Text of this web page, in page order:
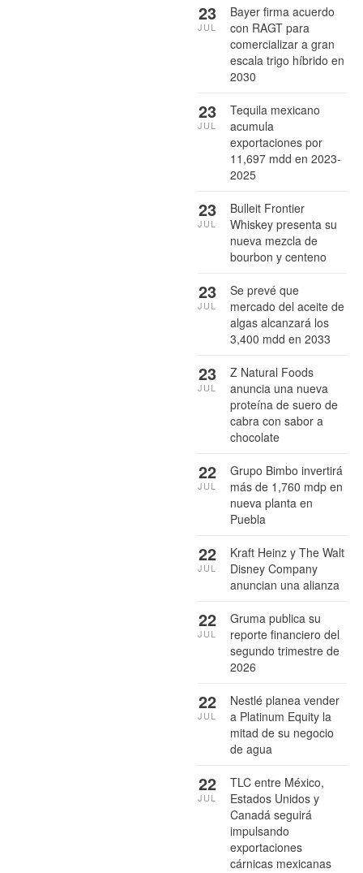
Bayer firma acuerdo
con RAGT para
comercializar a gran
escala trigo híbrido en
2030
23
JUL
Tequila mexicano
acumula
exportaciones por
11,697 mdd en 2023-
2025
23
JUL
Bulleit Frontier
Whiskey presenta su
nueva mezcla de
bourbon y centeno
23
JUL
Se prevé que
mercado del aceite de
algas alcanzará los
3,400 mdd en 2033
23
JUL
Z Natural Foods
anuncia una nueva
proteína de suero de
cabra con sabor a
chocolate
23
JUL
Grupo Bimbo invertirá
más de 1,760 mdp en
nueva planta en
Puebla
22
JUL
Kraft Heinz y The Walt
Disney Company
anuncian una alianza
22
JUL
Gruma publica su
reporte financiero del
segundo trimestre de
2026
22
JUL
Nestlé planea vender
a Platinum Equity la
mitad de su negocio
de agua
22
JUL
TLC entre México,
Estados Unidos y
Canadá seguirá
impulsando
exportaciones
cárnicas mexicanas
22
JUL